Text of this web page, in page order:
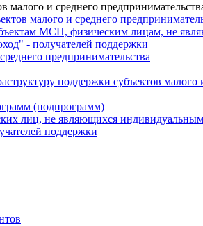
и среднего
малого и среднего
МСП, физическим лицам, не
- получателей поддержки
предпринимательства
поддержки субъектов малого
(подпрограмм)
лиц, не являющихся
поддержки